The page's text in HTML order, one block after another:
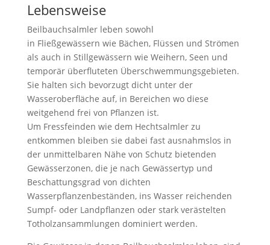
Lebensweise
Beilbauchsalmler leben sowohl
in Fließgewässern wie Bächen, Flüssen und Strömen
als auch in Stillgewässern wie Weihern, Seen und
temporär überfluteten Überschwemmungsgebieten.
Sie halten sich bevorzugt dicht unter der
Wasseroberfläche auf, in Bereichen wo diese
weitgehend frei von Pflanzen ist.
Um Fressfeinden wie dem Hechtsalmler zu
entkommen bleiben sie dabei fast ausnahmslos in
der unmittelbaren Nähe von Schutz bietenden
Gewässerzonen, die je nach Gewässertyp und
Beschattungsgrad von dichten
Wasserpflanzenbeständen, ins Wasser reichenden
Sumpf- oder Landpflanzen oder stark verästelten
Totholzansammlungen dominiert werden.